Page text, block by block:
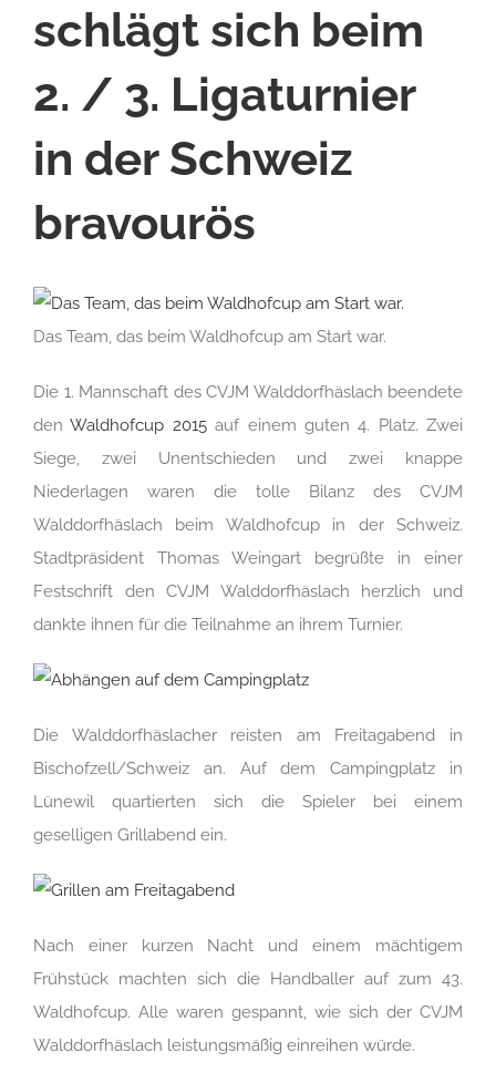
schlägt sich beim
2. / 3. Ligaturnier
in der Schweiz
bravourös
Das Team, das beim Waldhofcup am Start war.
Die 1. Mannschaft des CVJM Walddorfhäslach beendete
denWaldhofcup 2015auf einem guten 4. Platz. Zwei
Siege, zwei Unentschieden und zwei knappe
Niederlagen waren die tolle Bilanz des CVJM
Walddorfhäslach beim Waldhofcup in der Schweiz.
Stadtpräsident Thomas Weingart begrüßte in einer
Festschrift den CVJM Walddorfhäslach herzlich und
dankte ihnen für die Teilnahme an ihrem Turnier.
Die Walddorfhäslacher reisten am Freitagabend in
Bischofzell/Schweiz an. Auf dem Campingplatz in
Lünewil quartierten sich die Spieler bei einem
geselligen Grillabend ein.
Nach einer kurzen Nacht und einem mächtigem
Frühstück machten sich die Handballer auf zum 43.
Waldhofcup. Alle waren gespannt, wie sich der CVJM
Walddorfhäslach leistungsmäßig einreihen würde.